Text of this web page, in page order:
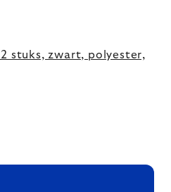
2 stuks, zwart, polyester,